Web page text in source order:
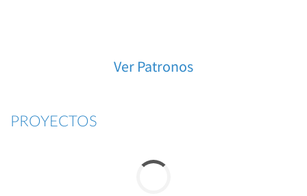
Ver Patronos
PROYECTOS